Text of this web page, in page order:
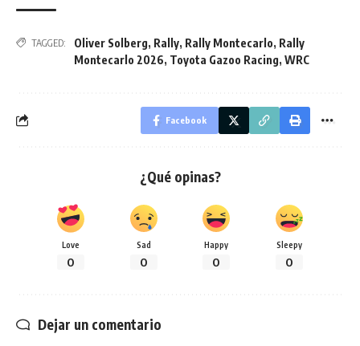
TAGGED: Oliver Solberg, Rally, Rally Montecarlo, Rally
Montecarlo 2026, Toyota Gazoo Racing, WRC
Facebook
¿Qué opinas?
Love
0
Sad
0
Happy
0
Sleepy
0
Dejar un comentario